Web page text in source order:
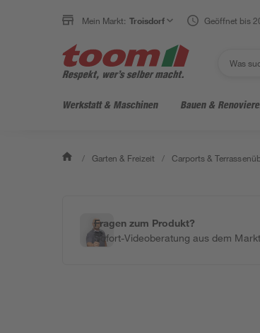
Mein Markt: Troisdorf Geöffnet bis
Werkstatt & Maschinen Bauen &
/ Garten & Freizeit / Carports &
Fragen zum Produkt?
Sofort-Videoberatung aus dem Markt